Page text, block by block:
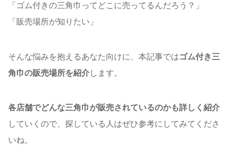
「ゴム付きの三角巾ってどこに売ってるんだろう？」
「販売場所が知りたい」
そんな悩みを抱えるあなた向けに、本記事ではゴム付き三
角巾の販売場所を紹介します。
各店舗でどんな三角巾が販売されているのかも詳しく紹介
していくので、探している人はぜひ参考にしてみてくださ
いね。